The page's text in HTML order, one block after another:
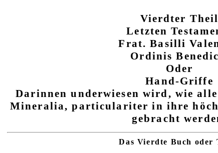
Vierdter Theil
Letzten
Frat. Basilli
Ordinis
Oder
Hand-Griffe
Darinnen underwiesen wird, wie
Mineralia, particulariter in ihre
gebracht
Das Vierdte Buch oder